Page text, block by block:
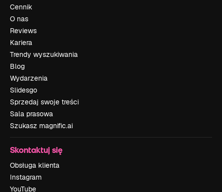
Cennik
O nas
Reviews
Kariera
Trendy wyszukiwania
Blog
Wydarzenia
Slidesgo
Sprzedaj swoje treści
Sala prasowa
Szukasz magnific.ai
Skontaktuj się
Obsługa klienta
Instagram
YouTube